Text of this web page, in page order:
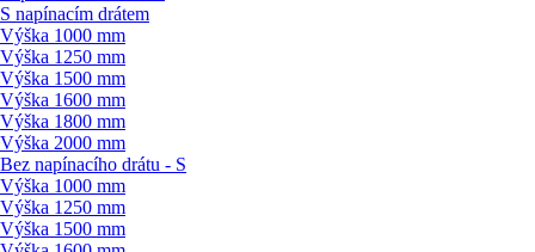
S napínacím drátem
Výška 1000 mm
Výška 1250 mm
Výška 1500 mm
Výška 1600 mm
Výška 1800 mm
Výška 2000 mm
Bez napínacího drátu - S
Výška 1000 mm
Výška 1250 mm
Výška 1500 mm